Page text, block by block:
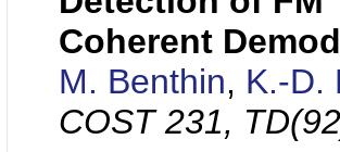
Coherent
M. Benthin, K.-D.
COST 231,